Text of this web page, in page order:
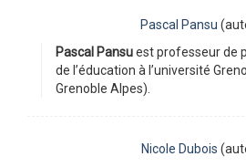
Pascal Pansu
Pascal Pansuest professeur de
de l’éducation à l’université
Grenoble Alpes).
Nicole Dubois